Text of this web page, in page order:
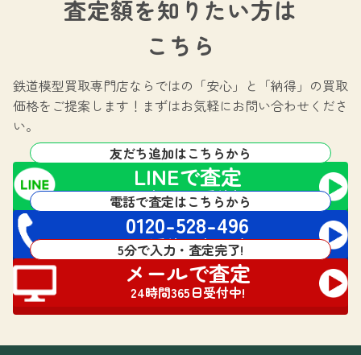
査定額を知りたい方は
こちら
鉄道模型買取専門店ならではの 「安心」と「納得」の買取
価格をご提案します！ まずはお気軽にお問い合わせくださ
い。
友だち追加はこちらから
LINEで査定
24時間365日受付中!
電話で査定はこちらから
0120-528-496
電話受付 24時間対応
5分で入力・査定完了!
メールで査定
24時間365日受付中!